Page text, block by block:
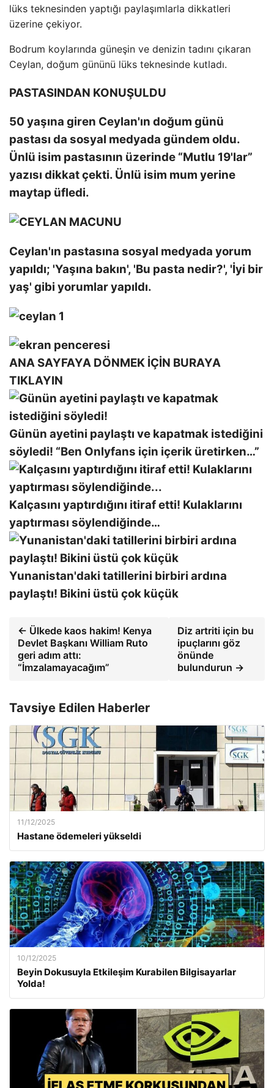
lüks teknesinden yaptığı paylaşımlarla dikkatleri
üzerine çekiyor.
Bodrum koylarında güneşin ve denizin tadını çıkaran
Ceylan, doğum gününü lüks teknesinde kutladı.
PASTASINDAN KONUŞULDU
50 yaşına giren Ceylan'ın doğum günü
pastası da sosyal medyada gündem oldu.
Ünlü isim pastasının üzerinde “Mutlu 19'lar”
yazısı dikkat çekti. Ünlü isim mum yerine
maytap üfledi.
Ceylan'ın pastasına sosyal medyada yorum
yapıldı; 'Yaşına bakın', 'Bu pasta nedir?', 'İyi bir
yaş' gibi yorumlar yapıldı.
ANA SAYFAYA DÖNMEK İÇİN BURAYA
TIKLAYIN
Günün ayetini paylaştı ve kapatmak istediğini
söyledi! “Ben Onlyfans için içerik üretirken…”
Kalçasını yaptırdığını itiraf etti! Kulaklarını
yaptırması söylendiğinde…
Yunanistan'daki tatillerini birbiri ardına
paylaştı! Bikini üstü çok küçük
← Ülkede kaos hakim! Kenya
Devlet Başkanı William Ruto
geri adım attı:
“İmzalamayacağım”
Diz artriti için bu
ipuçlarını göz
önünde
bulundurun →
Tavsiye Edilen Haberler
11/12/2025
Hastane ödemeleri yükseldi
10/12/2025
Beyin Dokusuyla Etkileşim Kurabilen Bilgisayarlar
Yolda!